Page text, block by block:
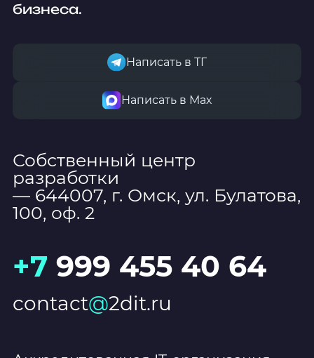
бизнеса.
Написать в ТГ
Написать в Мах
Собственный центр
разработки
— 644007, г. Омск, ул. Булатова,
100, оф. 2
+7 999 455 40 64
contact@2dit.ru